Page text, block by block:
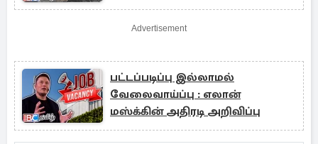
Advertisement
பட்டப்படிப்பு இல்லாமல்
வேலைவாய்ப்பு : எலான்
மஸ்க்கின் அதிரடி அறிவிப்பு